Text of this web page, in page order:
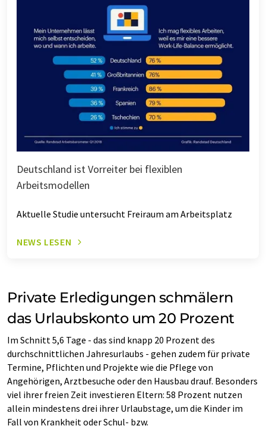
Deutschland ist Vorreiter bei flexiblen
Arbeitsmodellen
Aktuelle Studie untersucht Freiraum am Arbeitsplatz
NEWS LESEN
Private Erledigungen schmälern
das Urlaubskonto um 20 Prozent
Im Schnitt 5,6 Tage - das sind knapp 20 Prozent des
durchschnittlichen Jahresurlaubs - gehen zudem für private
Termine, Pflichten und Projekte wie die Pflege von
Angehörigen, Arztbesuche oder den Hausbau drauf. Besonders
viel ihrer freien Zeit investieren Eltern: 58 Prozent nutzen
allein mindestens drei ihrer Urlaubstage, um die Kinder im
Fall von Krankheit oder Schul- bzw.